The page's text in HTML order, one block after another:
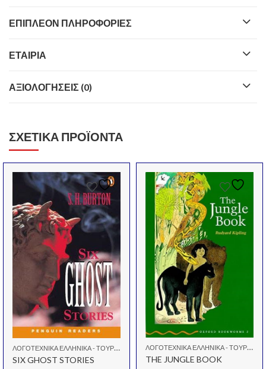
ΕΠΙΠΛΈΟΝ ΠΛΗΡΟΦΟΡΊΕΣ
ΕΤΑΙΡΊΑ
ΑΞΙΟΛΟΓΉΣΕΙΣ (0)
ΣΧΕΤΙΚΆ ΠΡΟΪΌΝΤΑ
Λ
ΟΓΟΤΕΧΝΙΚΆ ΕΛΛΗΝΙΚΆ - ΤΟΥΡΚΙΚΆ - ΑΓΓΛΙΚΆ
SIX GHOST STORIES
Λ
ΟΓΟΤΕΧΝΙΚΆ ΕΛΛΗΝΙΚΆ - ΤΟΥΡΚΙΚΆ - ΑΓΓΛΙΚΆ
THE JUNGLE BOOK